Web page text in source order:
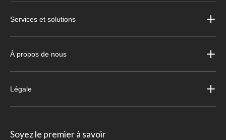
Services et solutions
À propos de nous
Légale
Soyez le premier à savoir